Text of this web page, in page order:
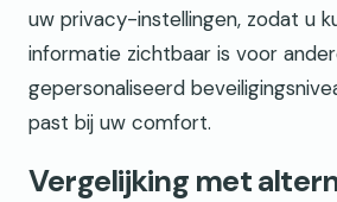
uw privacy-instellingen, zodat u
informatie zichtbaar is voor
gepersonaliseerd
past bij uw comfort.
Vergelijking met